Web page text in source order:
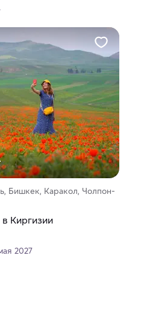
Бишкек, Каракол, Чолпон-
Киргизии
2027